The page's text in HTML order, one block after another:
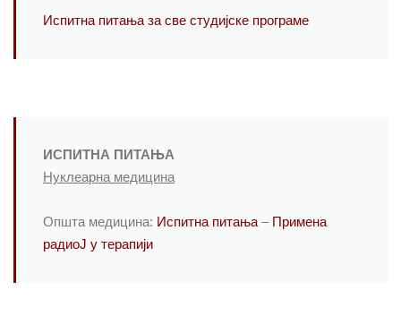
Испитна питања за све студијске програме
ИСПИТНА ПИТАЊА
Нуклеарна медицина
Општа медицина: Испитна питања – Примена
радиоЈ у терапији